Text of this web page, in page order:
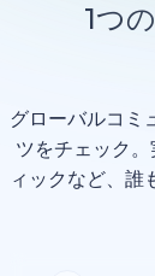
1つ
グローバルコミ
ツをチェック
ィックなど、誰